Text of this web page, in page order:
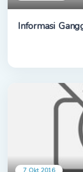
Informasi